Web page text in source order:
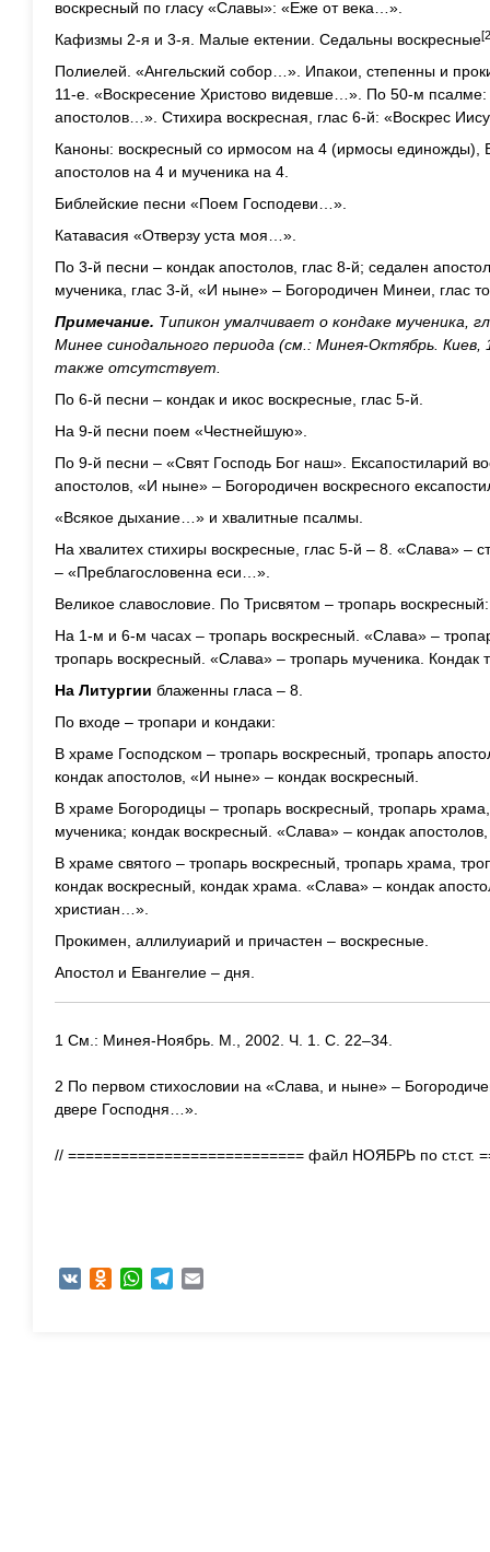
воскресный по гласу «Славы»: «Еже от века…».
Кафизмы 2-я и 3-я. Малые ектении. Седальны воскресные
Полиелей. «Ангельский собор…». Ипакои, степенны и
11-е. «Воскресение Христово видевше…». По 50-м
апостолов…». Стихира воскресная, глас 6-й: «Воскрес
Каноны: воскресный со ирмосом на 4 (ирмосы единожды),
апостолов на 4 и мученика на 4.
Библейские песни «Поем Господеви…».
Катавасия «Отверзу уста моя…».
По 3-й песни – кондак апостолов, глас 8-й; седален
мученика, глас 3-й, «И ныне» – Богородичен Минеи, глас
Примечание. Типикон умалчивает о кондаке мученика,
Минее синодального периода (см.: Минея-Октябрь.
также отсутствует.
По 6-й песни – кондак и икос воскресные, глас 5-й.
На 9-й песни поем «Честнейшую».
По 9-й песни – «Свят Господь Бог наш». Ексапостиларий
апостолов, «И ныне» – Богородичен воскресного
«Всякое дыхание…» и хвалитные псалмы.
На хвалитех стихиры воскресные, глас 5-й – 8. «Слава» –
– «Преблагословенна еси…».
Великое славословие. По Трисвятом – тропарь
На 1-м и 6-м часах – тропарь воскресный. «Слава» –
тропарь воскресный. «Слава» – тропарь мученика. Кондак
На Литургии блаженны гласа – 8.
По входе – тропари и кондаки:
В храме Господском – тропарь воскресный, тропарь
кондак апостолов, «И ныне» – кондак воскресный.
В храме Богородицы – тропарь воскресный, тропарь
мученика; кондак воскресный. «Слава» – кондак
В храме святого – тропарь воскресный, тропарь храма,
кондак воскресный, кондак храма. «Слава» – кондак
христиан…».
Прокимен, аллилуиарий и причастен – воскресные.
Апостол и Евангелие – дня.
1 См.: Минея-Ноябрь. М., 2002. Ч. 1. С. 22–34.
2 По первом стихословии на «Слава, и ныне» –
двере Господня…».
// =========================== файл НОЯБРЬ по ст.ст.
VK Odnoklassniki
WhatsAppTelegram